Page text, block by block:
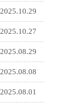
2025.10.29
2025.10.27
2025.08.29
2025.08.08
2025.08.01